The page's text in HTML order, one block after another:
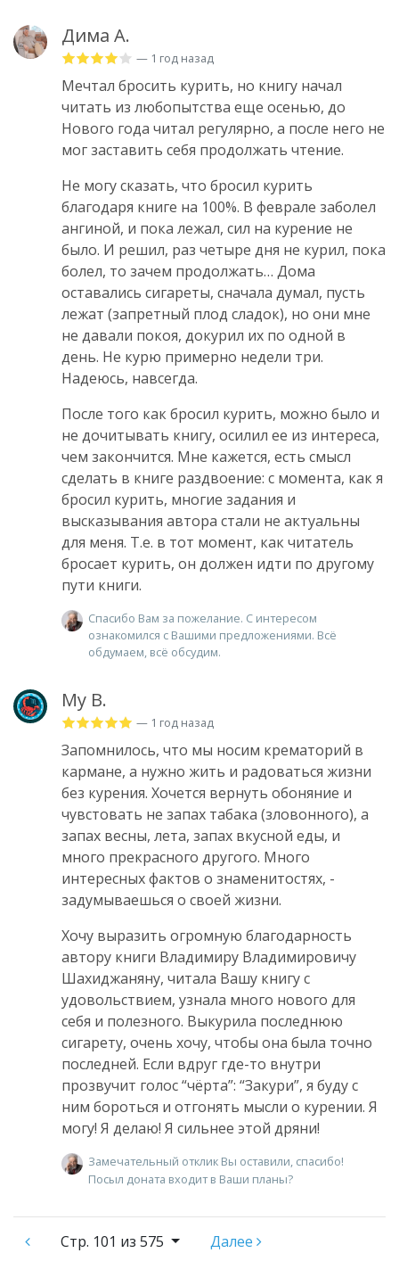
Дима А.
— 1 год назад
Мечтал бросить курить, но книгу начал
читать из любопытства еще осенью, до
Нового года читал регулярно, а после него не
мог заставить себя продолжать чтение.
Не могу сказать, что бросил курить
благодаря книге на 100%. В феврале заболел
ангиной, и пока лежал, сил на курение не
было. И решил, раз четыре дня не курил, пока
болел, то зачем продолжать… Дома
оставались сигареты, сначала думал, пусть
лежат (запретный плод сладок), но они мне
не давали покоя, докурил их по одной в
день. Не курю примерно недели три.
Надеюсь, навсегда.
После того как бросил курить, можно было и
не дочитывать книгу, осилил ее из интереса,
чем закончится. Мне кажется, есть смысл
сделать в книге раздвоение: с момента, как я
бросил курить, многие задания и
высказывания автора стали не актуальны
для меня. Т.е. в тот момент, как читатель
бросает курить, он должен идти по другому
пути книги.
Спасибо Вам за пожелание. С интересом
ознакомился с Вашими предложениями. Всё
обдумаем, всё обсудим.
My B.
— 1 год назад
Запомнилось, что мы носим крематорий в
кармане, а нужно жить и радоваться жизни
без курения. Хочется вернуть обоняние и
чувстовать не запах табака (зловонного), а
запах весны, лета, запах вкусной еды, и
много прекрасного другого. Много
интересных фактов о знаменитостях, -
задумываешься о своей жизни.
Хочу выразить огромную благодарность
автору книги Владимиру Владимировичу
Шахиджаняну, читала Вашу книгу с
удовольствием, узнала много нового для
себя и полезного. Выкурила последнюю
сигарету, очень хочу, чтобы она была точно
последней. Если вдруг где-то внутри
прозвучит голос “чёрта”: “Закури”, я буду с
ним бороться и отгонять мысли о курении. Я
могу! Я делаю! Я сильнее этой дряни!
Замечательный отклик Вы оставили, спасибо!
Посыл доната входит в Ваши планы?
Стр. 101 из 575 Далее